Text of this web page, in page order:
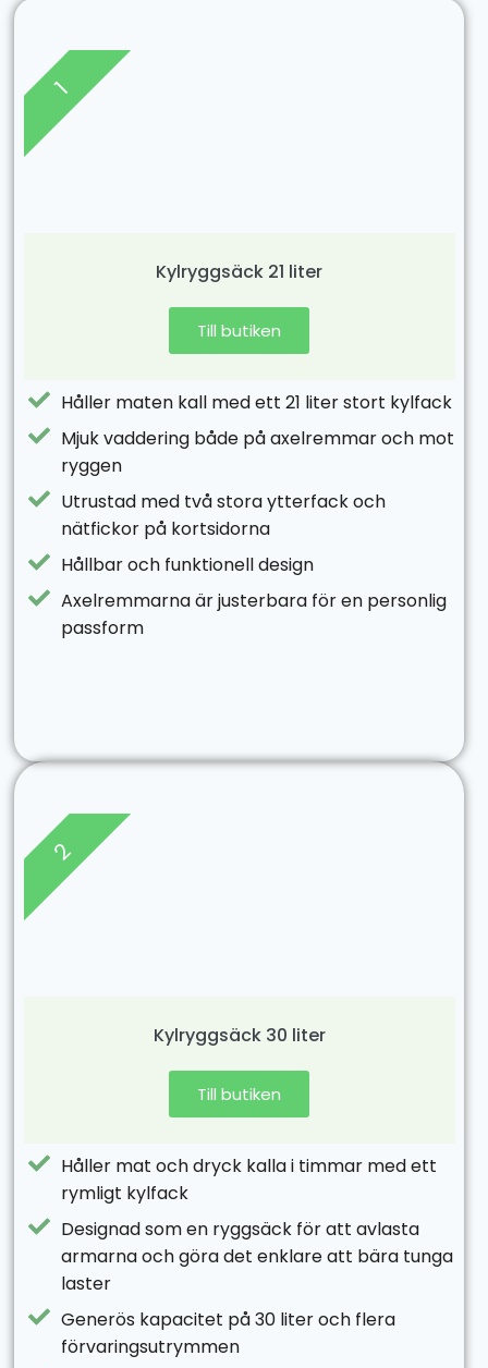
Kylryggsäck 21 liter
Till butiken
1
Håller maten kall med ett 21 liter stort kylfack
Mjuk vaddering både på axelremmar och mot
ryggen
Utrustad med två stora ytterfack och
nätfickor på kortsidorna
Hållbar och funktionell design
Axelremmarna är justerbara för en personlig
passform
Kylryggsäck 30 liter
Till butiken
2
Håller mat och dryck kalla i timmar med ett
rymligt kylfack
Designad som en ryggsäck för att avlasta
armarna och göra det enklare att bära tunga
laster
Generös kapacitet på 30 liter och flera
förvaringsutrymmen